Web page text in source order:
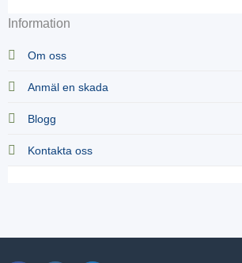
Information
Om oss
Anmäl en skada
Blogg
Kontakta oss